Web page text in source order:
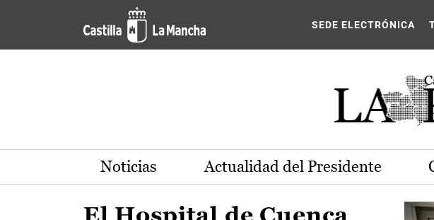
Pasar al contenido principal
Actualidad de la región de Castilla-La
SEDE ELECTRÓNICA
Noticias Actualidad del Presidente